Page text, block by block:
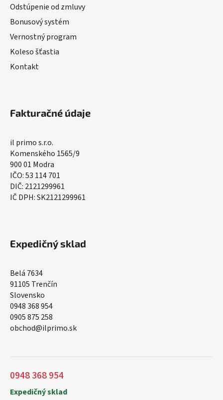
Odstúpenie od zmluvy
Bonusový systém
Vernostný program
Koleso šťastia
Kontakt
Fakturačné údaje
il primo s.r.o.
Komenského 1565/9
900 01 Modra
IČO: 53 114 701
DIČ: 2121299961
IČ DPH: SK2121299961
Expedičný sklad
Belá 7634
91105 Trenčín
Slovensko
0948 368 954
0905 875 258
obchod@ilprimo.sk
0948 368 954
Expedičný sklad